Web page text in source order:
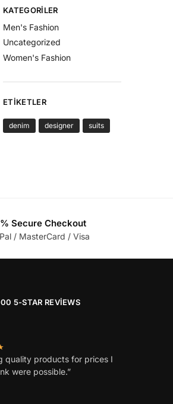
KATEGORILER
Men's Fashion
Uncategorized
Women's Fashion
ETIKETLER
denim designer suits
Secure Checkout
/ MasterCard / Visa
5-STAR REVIEWS
quality products for prices I
were possible.”